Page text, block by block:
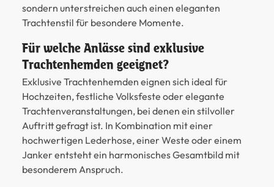
sondern unterstreichen auch einen eleganten
Trachtenstil für besondere Momente.
Für welche Anlässe sind exklusive
Trachtenhemden geeignet?
Exklusive Trachtenhemden eignen sich ideal für
Hochzeiten, festliche Volksfeste oder elegante
Trachtenveranstaltungen, bei denen ein stilvoller
Auftritt gefragt ist. In Kombination mit einer
hochwertigen Lederhose, einer Weste oder einem
Janker entsteht ein harmonisches Gesamtbild mit
besonderem Anspruch.